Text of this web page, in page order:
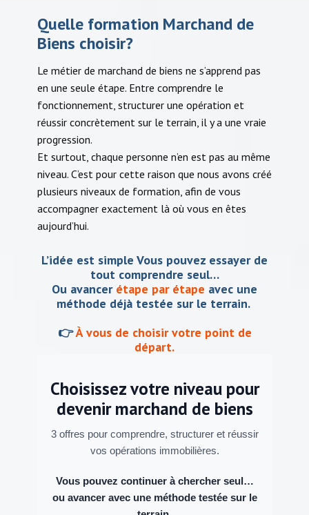
Quelle formation Marchand de
Biens choisir?
Le métier de marchand de biens ne s’apprend pas
en une seule étape. Entre comprendre le
fonctionnement, structurer une opération et
réussir concrètement sur le terrain, il y a une vraie
progression.
Et surtout, chaque personne n’en est pas au même
niveau. C’est pour cette raison que nous avons créé
plusieurs niveaux de formation, afin de vous
accompagner exactement là où vous en êtes
aujourd’hui.
L’idée est simple Vous pouvez essayer de
tout comprendre seul…
Ou avancer étape par étape avec une
méthode déjà testée sur le terrain.
👉À vous de choisir votre point de
départ.
Choisissez votre niveau pour
devenir marchand de biens
3 offres pour comprendre, structurer et réussir
vos opérations immobilières.
Vous pouvez continuer à chercher seul…
ou avancer avec une méthode testée sur le